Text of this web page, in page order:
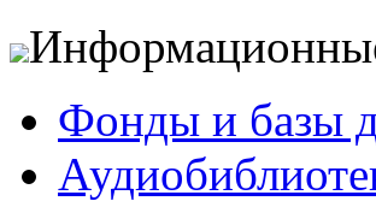
Фонды и базы